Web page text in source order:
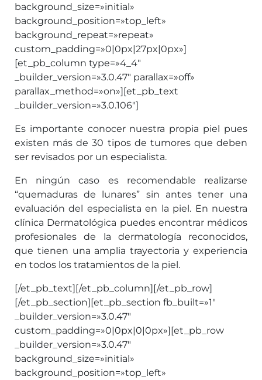
background_size=»initial»
background_position=»top_left»
background_repeat=»repeat»
custom_padding=»0|0px|27px|0px»]
[et_pb_column type=»4_4″
_builder_version=»3.0.47″ parallax=»off»
parallax_method=»on»][et_pb_text
_builder_version=»3.0.106″]
Es importante conocer nuestra propia piel pues
existen más de 30 tipos de tumores que deben
ser revisados por un especialista.
En ningún caso es recomendable realizarse
“quemaduras de lunares” sin antes tener una
evaluación del especialista en la piel. En nuestra
clínica Dermatológica puedes encontrar médicos
profesionales de la dermatología reconocidos,
que tienen una amplia trayectoria y experiencia
en todos los tratamientos de la piel.
[/et_pb_text][/et_pb_column][/et_pb_row]
[/et_pb_section][et_pb_section fb_built=»1″
_builder_version=»3.0.47″
custom_padding=»0|0px|0|0px»][et_pb_row
_builder_version=»3.0.47″
background_size=»initial»
background_position=»top_left»